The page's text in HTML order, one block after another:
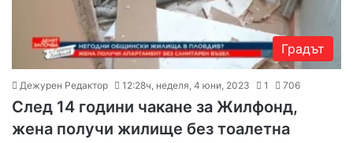
:
Градът
Дежурен Редактор 12:28ч, неделя, 4 юни, 2023 1 706
След 14 години чакане за Жилфонд,
жена получи жилище без тоалетна